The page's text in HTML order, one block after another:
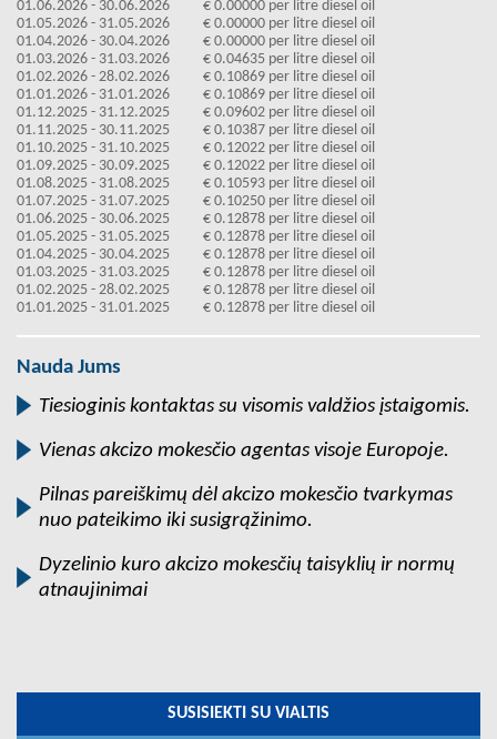
01.06.2026 - 30.06.2026
€ 0.00000 per litre diesel oil
01.05.2026 - 31.05.2026
€ 0.00000 per litre diesel oil
01.04.2026 - 30.04.2026
€ 0.00000 per litre diesel oil
01.03.2026 - 31.03.2026
€ 0.04635 per litre diesel oil
01.02.2026 - 28.02.2026
€ 0.10869 per litre diesel oil
01.01.2026 - 31.01.2026
€ 0.10869 per litre diesel oil
01.12.2025 - 31.12.2025
€ 0.09602 per litre diesel oil
01.11.2025 - 30.11.2025
€ 0.10387 per litre diesel oil
01.10.2025 - 31.10.2025
€ 0.12022 per litre diesel oil
01.09.2025 - 30.09.2025
€ 0.12022 per litre diesel oil
01.08.2025 - 31.08.2025
€ 0.10593 per litre diesel oil
01.07.2025 - 31.07.2025
€ 0.10250 per litre diesel oil
01.06.2025 - 30.06.2025
€ 0.12878 per litre diesel oil
01.05.2025 - 31.05.2025
€ 0.12878 per litre diesel oil
01.04.2025 - 30.04.2025
€ 0.12878 per litre diesel oil
01.03.2025 - 31.03.2025
€ 0.12878 per litre diesel oil
01.02.2025 - 28.02.2025
€ 0.12878 per litre diesel oil
01.01.2025 - 31.01.2025
€ 0.12878 per litre diesel oil
Nauda Jums
Tiesioginis kontaktas su visomis valdžios įstaigomis.
Vienas akcizo mokesčio agentas visoje Europoje.
Pilnas pareiškimų dėl akcizo mokesčio tvarkymas
nuo pateikimo iki susigrąžinimo.
Dyzelinio kuro akcizo mokesčių taisyklių ir normų
atnaujinimai
SUSISIEKTI SU VIALTIS